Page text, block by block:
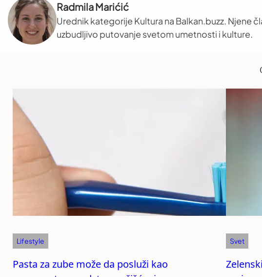
Radmila Marićić
Urednik kategorije Kultura na Balkan.buzz. Njene
uzbudljivo putovanje svetom umetnosti i kulture.
Lifestyle
Pasta za zube može da posluži kao
Svet